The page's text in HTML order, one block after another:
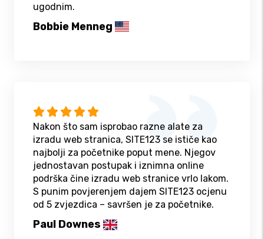
ugodnim.
Bobbie Menneg
Nakon što sam isprobao razne alate za
izradu web stranica, SITE123 se ističe kao
najbolji za početnike poput mene. Njegov
jednostavan postupak i iznimna online
podrška čine izradu web stranice vrlo lakom.
S punim povjerenjem dajem SITE123 ocjenu
od 5 zvjezdica – savršen je za početnike.
Paul Downes